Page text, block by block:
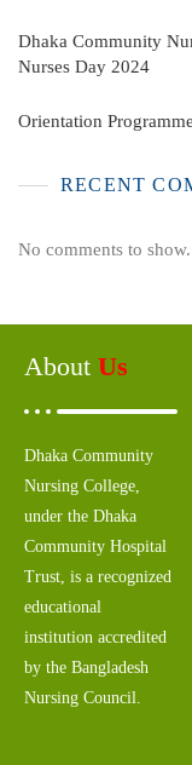
Dhaka Community
Nurses Day 2024
Orientation
RECENT
No comments to show.
About Us
Dhaka Community
Nursing College,
under the Dhaka
Community Hospital
Trust, is a recognized
educational
institution accredited
by the Bangladesh
Nursing Council.